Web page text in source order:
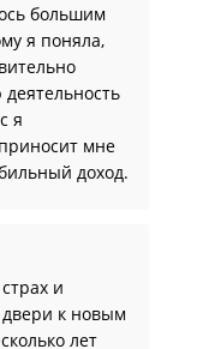
большим
я поняла,
я
мне
доход.
и
к новым
лет